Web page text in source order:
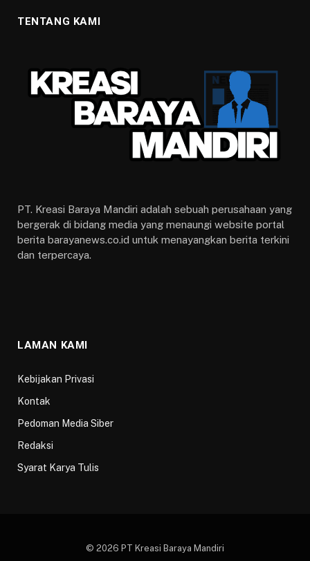
TENTANG KAMI
PT. Kreasi Baraya Mandiri adalah sebuah perusahaan yang
bergerak di bidang media yang menaungi website portal
berita barayanews.co.id untuk menayangkan berita terkini
dan terpercaya.
LAMAN KAMI
Kebijakan Privasi
Kontak
Pedoman Media Siber
Redaksi
Syarat Karya Tulis
© 2026 PT Kreasi Baraya Mandiri